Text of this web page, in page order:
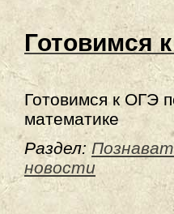
Готовимся
Готовимся к ОГЭ
математике
Раздел:
новости